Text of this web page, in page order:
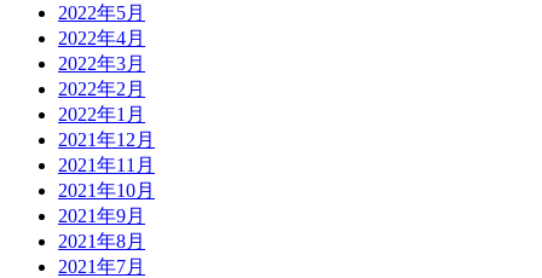
2022年5月
2022年4月
2022年3月
2022年2月
2022年1月
2021年12月
2021年11月
2021年10月
2021年9月
2021年8月
2021年7月